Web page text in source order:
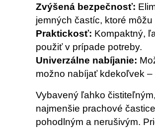
Zvýšená bezpečnosť:
jemných častíc, ktoré
Praktickosť: Kompaktný,
použiť v prípade potreby.
Univerzálne nabíjanie:
možno nabíjať kdekoľvek –
Vybavený ľahko
najmenšie prachové
pohodlným a nerušivým.